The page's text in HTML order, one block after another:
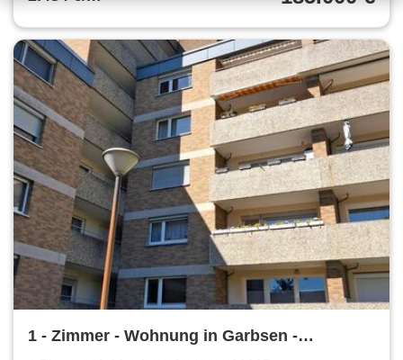
1 - Zimmer - Wohnung in Garbsen -